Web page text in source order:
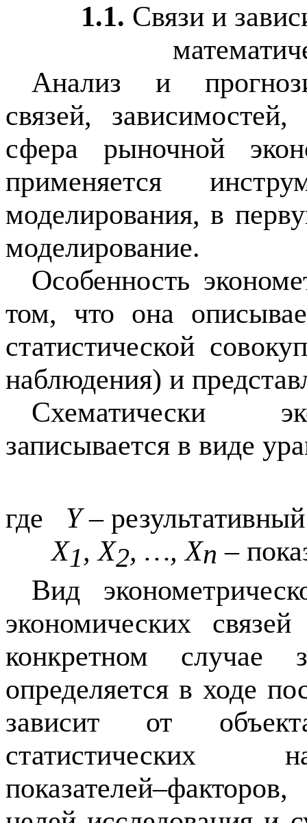
1.1. Связи и
Анализ и
связей,
сфера рыночной
применяется
моделирования, в
моделирование.
Особенность
том, что она
статистической
наблюдения) и
Схематически
записывается
где Y–
Х1, Х2, …, Хn –
Вид
экономических
конкретном случае
определяется в ходе
зависит от
статистических